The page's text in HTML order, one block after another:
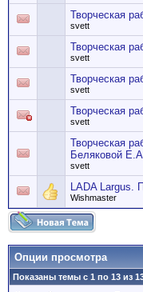
Творческая
svett
Творческая
svett
Творческая
svett
Творческая
svett
Творческая
Беляковой
svett
LADA Largus.
Wishmaster
Опции просмотра
Показаны темы с 1 по 13 из